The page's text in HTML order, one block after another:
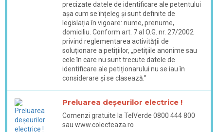
precizate datele de identificare ale petentului
așa cum se înțeleg și sunt definite de
legislația în vigoare: nume, prenume,
domiciliu. Conform art. 7 al O.G. nr. 27/2002
privind reglementarea activității de
soluționare a petițiilor, „petițiile anonime sau
cele în care nu sunt trecute datele de
identificare ale petiționarului nu se iau în
considerare și se clasează.”
Preluarea deșeurilor electrice !
Comenzi gratuite la TelVerde 0800 444 800
sau www.colecteaza.ro